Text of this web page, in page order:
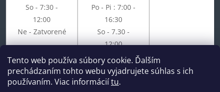
Tento web používa súbory cookie. Ďalším
prechádzaním tohto webu vyjadrujete súhlas s ich
používaním. Viac informáciítu.
So - 7:30 -
12:00
Ne - Zatvorené
Po - Pi : 7:00 -
16:30
So - 7.30 -
12:00
Ne - Zatvorené